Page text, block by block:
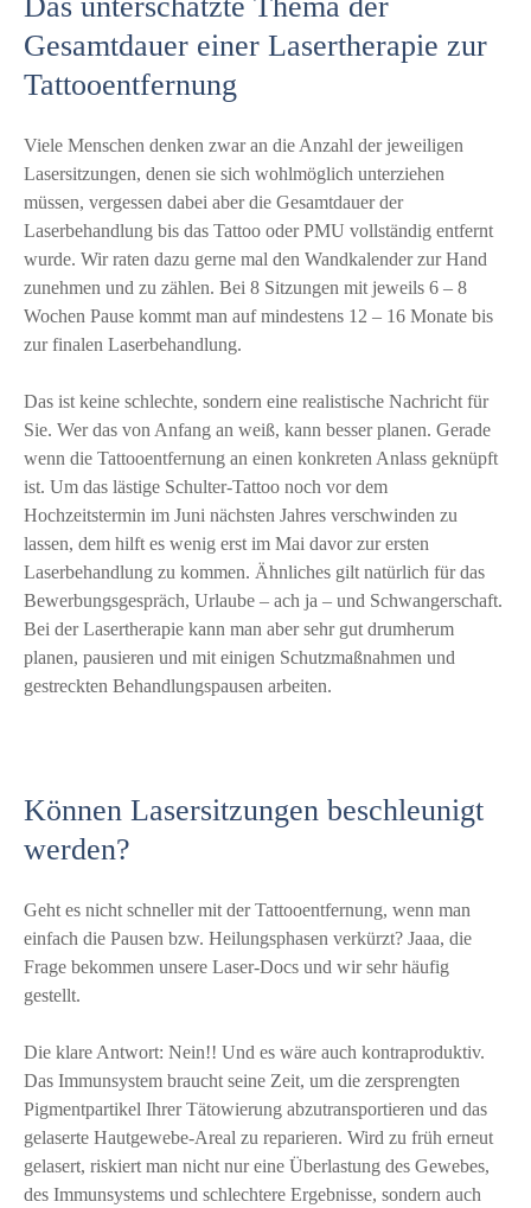
Gesamtdauer einer Lasertherapie zur
Tattooentfernung
Viele Menschen denken zwar an die Anzahl der jeweiligen
Lasersitzungen, denen sie sich wohlmöglich unterziehen
müssen, vergessen dabei aber die Gesamtdauer der
Laserbehandlung bis das Tattoo oder PMU vollständig entfernt
wurde. Wir raten dazu gerne mal den Wandkalender zur Hand
zunehmen und zu zählen. Bei 8 Sitzungen mit jeweils 6 – 8
Wochen Pause kommt man auf mindestens 12 – 16 Monate bis
zur finalen Laserbehandlung.
Das ist keine schlechte, sondern eine realistische Nachricht für
Sie. Wer das von Anfang an weiß, kann besser planen. Gerade
wenn die Tattooentfernung an einen konkreten Anlass geknüpft
ist. Um das lästige Schulter-Tattoo noch vor dem
Hochzeitstermin im Juni nächsten Jahres verschwinden zu
lassen, dem hilft es wenig erst im Mai davor zur ersten
Laserbehandlung zu kommen. Ähnliches gilt natürlich für das
Bewerbungsgespräch, Urlaube – ach ja – und Schwangerschaft.
Bei der Lasertherapie kann man aber sehr gut drumherum
planen, pausieren und mit einigen Schutzmaßnahmen und
gestreckten Behandlungspausen arbeiten.
Können Lasersitzungen beschleunigt
werden?
Geht es nicht schneller mit der Tattooentfernung, wenn man
einfach die Pausen bzw. Heilungsphasen verkürzt? Jaaa, die
Frage bekommen unsere Laser-Docs und wir sehr häufig
gestellt.
Die klare Antwort: Nein!! Und es wäre auch kontraproduktiv.
Das Immunsystem braucht seine Zeit, um die zersprengten
Pigmentpartikel Ihrer Tätowierung abzutransportieren und das
gelaserte Hautgewebe-Areal zu reparieren. Wird zu früh erneut
gelasert, riskiert man nicht nur eine Überlastung des Gewebes,
des Immunsystems und schlechtere Ergebnisse, sondern auch